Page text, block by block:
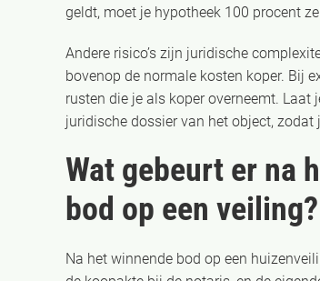
geldt, moet je hypotheek 100 procent
Andere risico’s zijn juridische
bovenop de normale kosten koper. Bij
rusten die je als koper overneemt.
juridische dossier van het object,
Wat gebeurt er na
bod op een veiling?
Na het winnende bod op een